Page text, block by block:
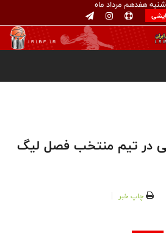
شنبه هفدهم مرداد ماه
در تیم منتخب فصل لیگ
چاپ خبر